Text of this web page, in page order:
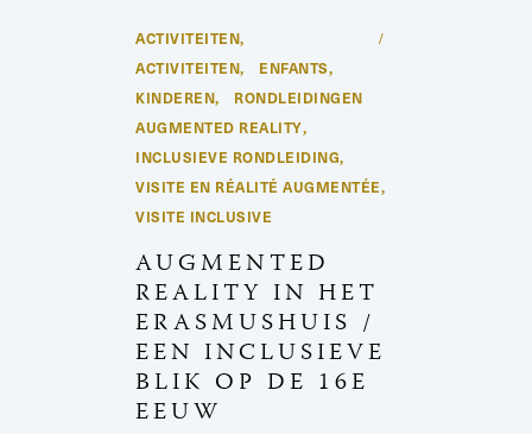
ACTIVITEITEN,
ACTIVITEITEN, ENFANTS,
KINDEREN, RONDLEIDINGEN
AUGMENTED REALITY,
INCLUSIEVE RONDLEIDING,
VISITE EN RÉALITÉ AUGMENTÉE,
VISITE INCLUSIVE
AUGMENTED
REALITY IN HET
ERASMUSHUIS /
EEN INCLUSIEVE
BLIK OP DE 16E
EEUW